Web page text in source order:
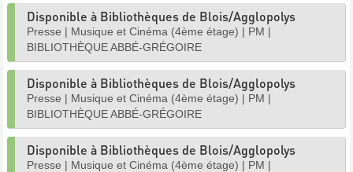
Disponible à Bibliothèques de Blois/Agglopolys
Presse | Musique et Cinéma (4ème étage) | PM |
BIBLIOTHÈQUE ABBÉ-GRÉGOIRE
Disponible à Bibliothèques de Blois/Agglopolys
Presse | Musique et Cinéma (4ème étage) | PM |
BIBLIOTHÈQUE ABBÉ-GRÉGOIRE
Disponible à Bibliothèques de Blois/Agglopolys
Presse | Musique et Cinéma (4ème étage) | PM |